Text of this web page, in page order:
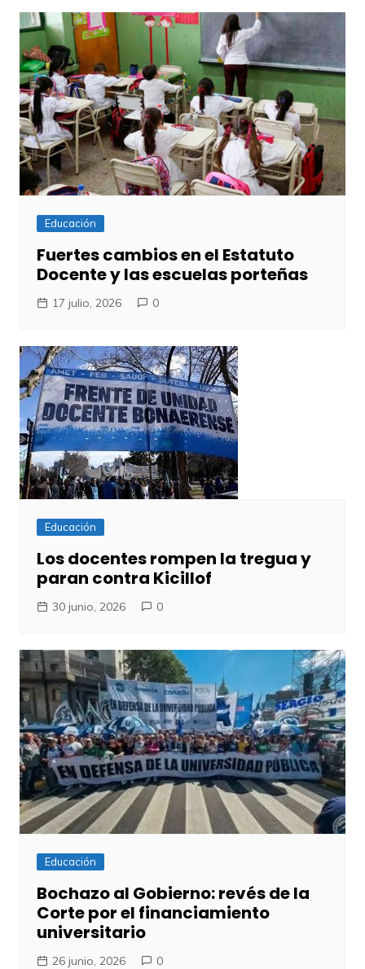
Educación
Fuertes cambios en el Estatuto
Docente y las escuelas porteñas
17 julio, 2026 0
Educación
Los docentes rompen la tregua y
paran contra Kicillof
30 junio, 2026 0
Educación
Bochazo al Gobierno: revés de la
Corte por el financiamiento
universitario
26 junio, 2026 0